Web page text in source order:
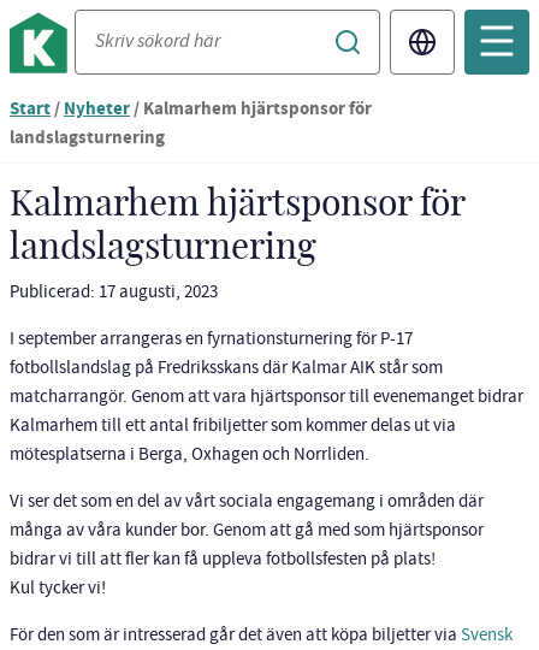
Translate
Du
är
vid
innehållet
Start/Nyheter/Kalmarhem hjärtsponsor för
landslagsturnering
Kalmarhem hjärtsponsor för
landslagsturnering
Publicerad: 17 augusti, 2023
I september arrangeras en fyrnationsturnering för P-17
fotbollslandslag på Fredriksskans där Kalmar AIK står som
matcharrangör. Genom att vara hjärtsponsor till evenemanget bidrar
Kalmarhem till ett antal fribiljetter som kommer delas ut via
mötesplatserna i Berga, Oxhagen och Norrliden.
Vi ser det som en del av vårt sociala engagemang i områden där
många av våra kunder bor. Genom att gå med som hjärtsponsor
bidrar vi till att fler kan få uppleva fotbollsfesten på plats!
Kul tycker vi!
För den som är intresserad går det även att köpa biljetter via Svensk